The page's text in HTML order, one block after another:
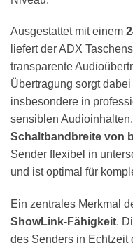
Ausgestattet mit einem
liefert der ADX
transparente
Übertragung sorgt
insbesondere in
sensiblen
Schaltbandbreite von
Sender flexibel in
und ist optimal für
Ein zentrales Merkmal
ShowLink-Fähigkeit.
des Senders in Echtzeit